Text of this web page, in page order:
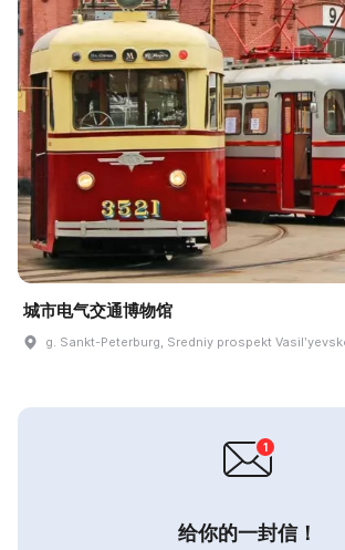
城市电气交通博物馆
g. Sankt-Peterburg, Sredniy prospekt
给你的一封信！